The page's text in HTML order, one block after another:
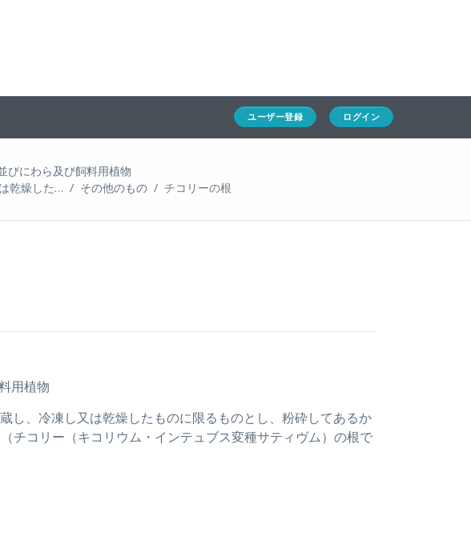
ユーザー登録 ログイン
びにわら及び飼料用植物
乾燥した…
その他のもの チコリーの根
用植物
し、冷凍し又は乾燥したものに限るものとし、粉砕してあるか
チコリー（キコリウム・インテュブス変種サティヴム）の根で
求人一覧
通関Ｑ＆Ａ